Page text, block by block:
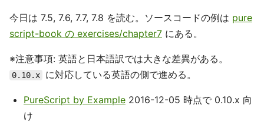
今日は 7.5, 7.6, 7.7, 7.8 を読む。ソースコードの例は pure
script-book の exercises/chapter7 にある。
※注意事項: 英語と日本語訳では大きな差異がある。
0.10.x に対応している英語の側で進める。
PureScript by Example 2016-12-05 時点で 0.10.x 向
け